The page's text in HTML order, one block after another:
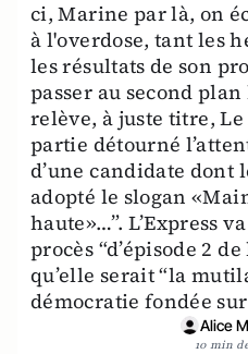
ci, Marine par là, on
à l'overdose, tant les
les résultats de son
passer au second plan
relève, à juste titre, Le
partie détourné
d’une candidate
adopté le slogan
haute»…”. L’Express
procès “d’épisode 2
qu’elle serait “la
démocratie fondée
Alice
10 min